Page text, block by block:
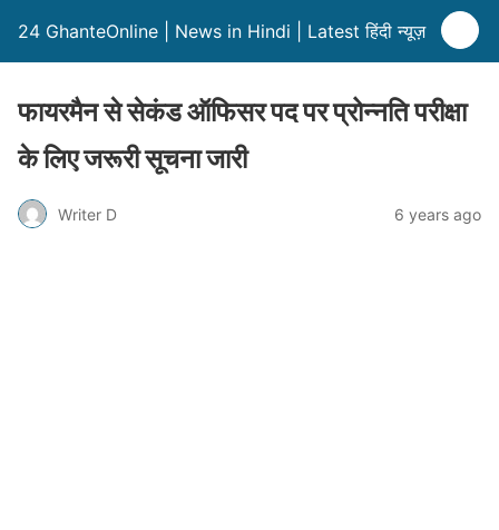
24 GhanteOnline | News in Hindi | Latest हिंदी न्यूज़
फायरमैन से सेकंड ऑफिसर पद पर प्रोन्नति परीक्षा
के लिए जरूरी सूचना जारी
Writer D 6 years ago